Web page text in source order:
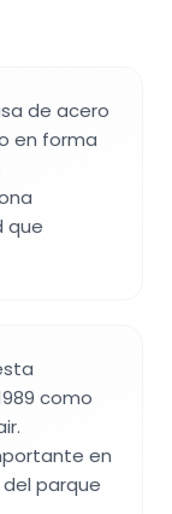
de acero
en forma
que
como
en
parque